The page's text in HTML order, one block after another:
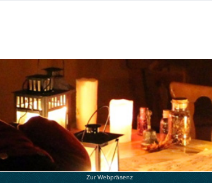
Zur Webpräsenz